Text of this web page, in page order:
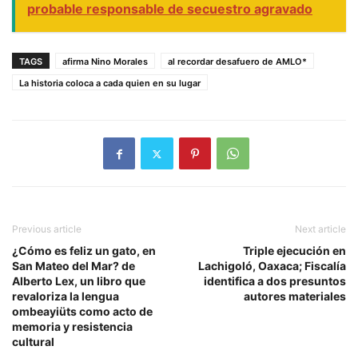
probable responsable de secuestro agravado
TAGS afirma Nino Morales
al recordar desafuero de AMLO*
La historia coloca a cada quien en su lugar
Previous article
¿Cómo es feliz un gato, en
San Mateo del Mar? de
Alberto Lex, un libro que
revaloriza la lengua
ombeayiüts como acto de
memoria y resistencia
cultural
Next article
Triple ejecución en
Lachigoló, Oaxaca; Fiscalía
identifica a dos presuntos
autores materiales